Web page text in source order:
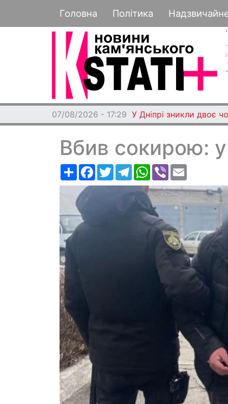
Основная навигация
Головна Політика
07/08/2026 - 17:29 У Дніпрі зникли двоє
Вбив сокирою:
РесурсFacebook
TwitterTelegramWhatsApp
Viber